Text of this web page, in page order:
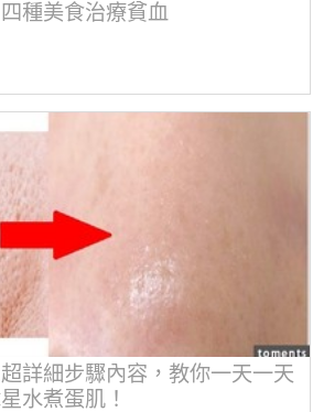
種美食治療貧血
詳細步驟內容，教你一天一天
水煮蛋肌！